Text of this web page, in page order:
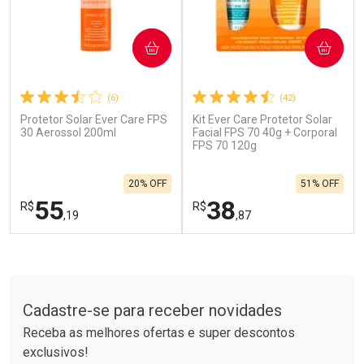
Ativar Desconto
Por R$ 664,02/cada
Ativar Desconto
Por R$ 137,66/cada
Comprar sem Desconto
(6)
Protetor Solar Ever Care FPS
30 Aerossol 200ml
R$55,19
20% OFF
COMPRAR
Laboratório
Por Menos
(42)
Kit Ever Care Protetor Solar
Facial FPS 70 40g + Corporal
FPS 70 120g
R$38,87
51% OFF
COMPRAR
Laboratório
Por Menos
Cadastre-se para receber novidades
Receba as melhores ofertas e super descontos
exclusivos!